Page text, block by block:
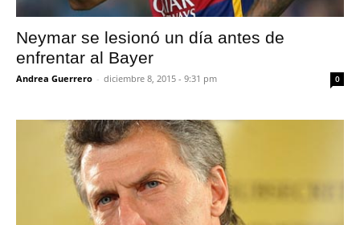
Neymar se lesionó un día antes de
enfrentar al Bayer
Andrea Guerrero - diciembre 8, 2015 - 9:31 pm 0